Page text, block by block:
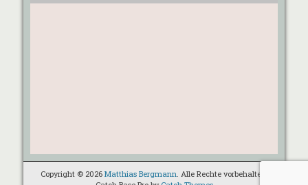
Copyright © 2026 Matthias Bergmann. Alle Rechte vorbehalten.